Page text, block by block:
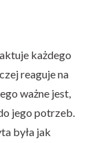
każdego
reaguje na
ważne jest,
jego potrzeb.
była jak